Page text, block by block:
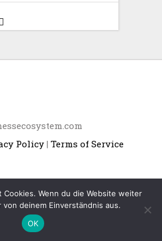
Policy | Terms of Service
CHESS ECOSYSTEM
Cookies. Wenn du die Website weiter
deinem Einverständnis aus.
OK